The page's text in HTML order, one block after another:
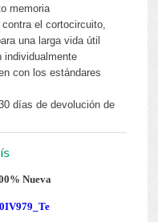
memoria
el cortocircuito,
una larga vida útil
con los estándares
días de devolución de
Nueva